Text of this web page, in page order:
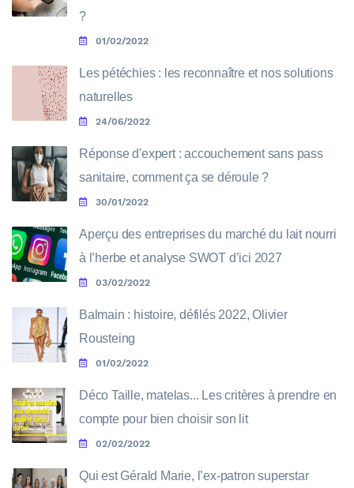
?
01/02/2022
Les pétéchies : les reconnaître et nos solutions
naturelles
24/06/2022
Réponse d'expert : accouchement sans pass
sanitaire, comment ça se déroule ?
30/01/2022
Aperçu des entreprises du marché du lait nourri
à l’herbe et analyse SWOT d’ici 2027
03/02/2022
Balmain : histoire, défilés 2022, Olivier
Rousteing
01/02/2022
Déco Taille, matelas... Les critères à prendre en
compte pour bien choisir son lit
02/02/2022
Qui est Gérald Marie, l’ex-patron superstar